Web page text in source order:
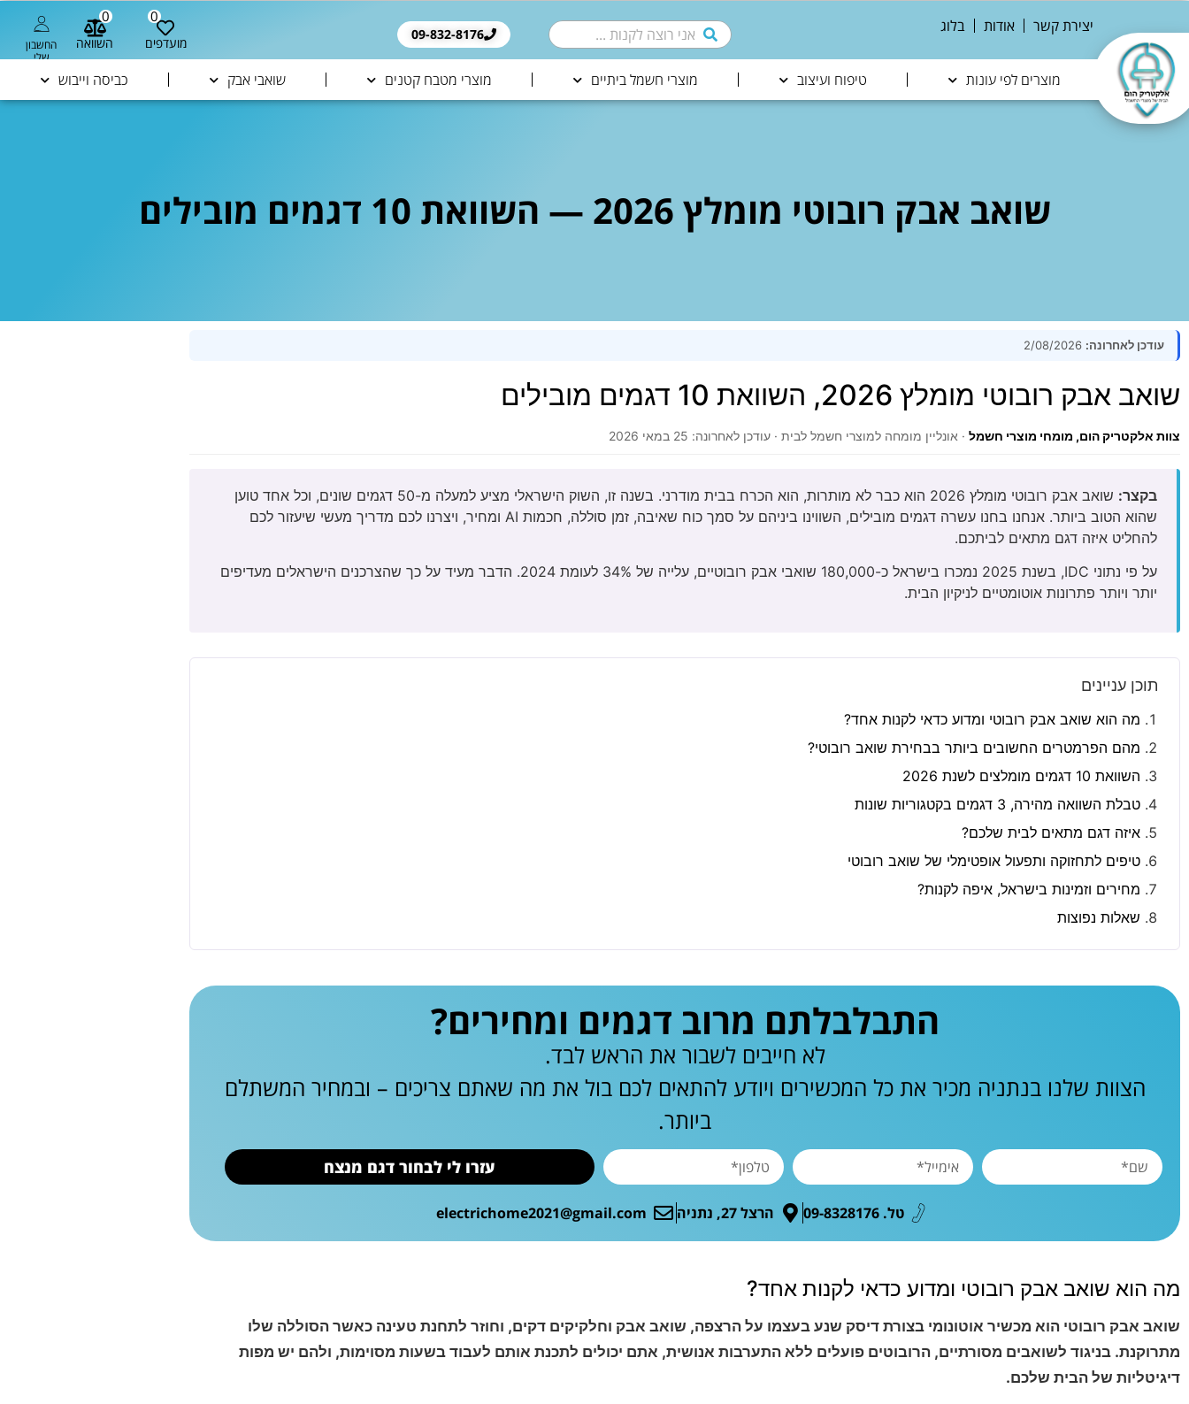
יצירת קשר אודות בלוג 09-832-8176​
מועדפים
0
השוואה
0
החשבון
שלי
מוצרים לפי עונות טיפוח ועיצוב מוצרי חשמל ביתיים מוצרי מטבח קטנים שואבי אבק כביסה וייבוש
שואב אבק רובוטי מומלץ 2026 — השוואת 10 דגמים מובילים
עודכן לאחרונה:
שואב אבק רובוטי מומלץ 2026, השוואת 10 דגמים מובילים
צוות אלקטריק הום, מומחי מוצרי חשמל · אונליין מומחה למוצרי חשמל לבית · עודכן לאחרונה: 25 במאי 2026
בקצר:
שואב אבק רובוטי מומלץ 2026 הוא כבר לא מותרות, הוא הכרח בבית מודרני. בשנה זו, השוק הישראלי מציע למעלה מ-50 דגמים שונים, וכל אחד טוען
שהוא הטוב ביותר. אנחנו בחנו עשרה דגמים מובילים, השווינו ביניהם על סמך כוח שאיבה, זמן סוללה, חכמות AI ומחיר, ויצרנו לכם מדריך מעשי שיעזור לכם
להחליט איזה דגם מתאים לביתכם.
על פי נתוני IDC, בשנת 2025 נמכרו בישראל כ-180,000 שואבי אבק רובוטיים, עלייה של 34% לעומת 2024. הדבר מעיד על כך שהצרכנים הישראלים מעדיפים
יותר ויותר פתרונות אוטומטיים לניקיון הבית.
תוכן עניינים
מה הוא שואב אבק רובוטי ומדוע כדאי לקנות אחד?
מהם הפרמטרים החשובים ביותר בבחירת שואב רובוטי?
השוואת 10 דגמים מומלצים לשנת 2026
טבלת השוואה מהירה, 3 דגמים בקטגוריות שונות
איזה דגם מתאים לבית שלכם?
טיפים לתחזוקה ותפעול אופטימלי של שואב רובוטי
מחירים וזמינות בישראל, איפה לקנות?
שאלות נפוצות
התבלבלתם מרוב דגמים ומחירים?
לא חייבים לשבור את הראש לבד.
הצוות שלנו בנתניה מכיר את כל המכשירים ויודע להתאים לכם בול את מה שאתם צריכים – ובמחיר המשתלם
ביותר.
עזרו לי לבחור דגם מנצח
טל. 09-8328176 הרצל 27, נתניה electrichome2021@gmail.com
מה הוא שואב אבק רובוטי ומדוע כדאי לקנות אחד?
שואב אבק רובוטי הוא מכשיר אוטונומי בצורת דיסק שנע בעצמו על הרצפה, שואב אבק וחלקיקים דקים, וחוזר לתחנת טעינה כאשר הסוללה שלו
מתרוקנת. בניגוד לשואבים מסורתיים, הרובוטים פועלים ללא התערבות אנושית, אתם יכולים לתכנת אותם לעבוד בשעות מסוימות, ולהם יש מפות
דיגיטליות של הבית שלכם.